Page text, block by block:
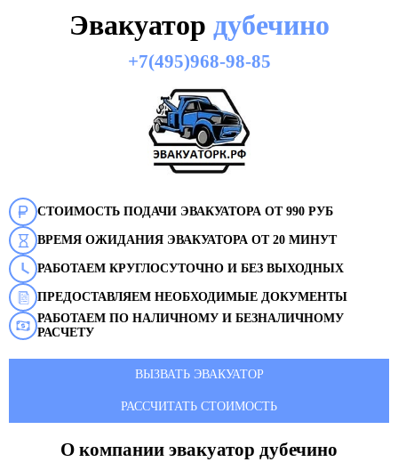
Эвакуатор дубечино
+7(495)968-98-85
СТОИМОСТЬ ПОДАЧИ ЭВАКУАТОРА ОТ 990 РУБ
ВРЕМЯ ОЖИДАНИЯ ЭВАКУАТОРА ОТ 20 МИНУТ
РАБОТАЕМ КРУГЛОСУТОЧНО И БЕЗ ВЫХОДНЫХ
ПРЕДОСТАВЛЯЕМ НЕОБХОДИМЫЕ ДОКУМЕНТЫ
РАБОТАЕМ ПО НАЛИЧНОМУ И БЕЗНАЛИЧНОМУ
РАСЧЕТУ
ВЫЗВАТЬ ЭВАКУАТОР
РАССЧИТАТЬ СТОИМОСТЬ
О компании эвакуатор дубечино